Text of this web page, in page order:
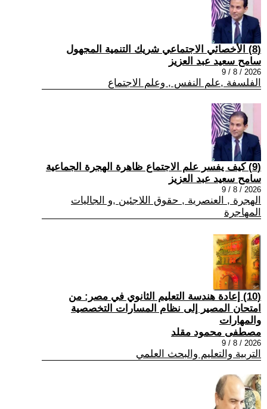
(8) الأخصائي الاجتماعي شريك التنمية المجهول
سامح سعيد عبد العزيز
2026 / 8 / 9
الفلسفة ,علم النفس , وعلم الاجتماع
(9) كيف يفسر علم الاجتماع ظاهرة الهجرة الجماعية
سامح سعيد عبد العزيز
2026 / 8 / 9
الهجرة , العنصرية , حقوق اللاجئين ,و الجاليات
المهاجرة
(10) إعادة هندسة التعليم الثانوي في مصر: من
امتحان المصير إلى نظام المسارات التخصصية
والمهارات
مصطفى محمود مقلد
2026 / 8 / 9
التربية والتعليم والبحث العلمي